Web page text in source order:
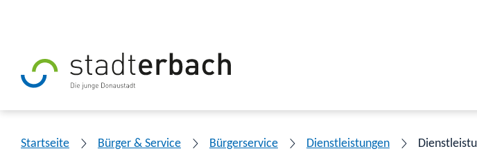
Startseite Bürger & Service Bürgerservice Dienstleistungen